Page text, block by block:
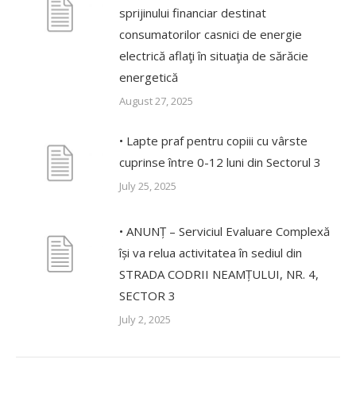
sprijinului financiar destinat
consumatorilor casnici de energie
electrică aflaţi în situaţia de sărăcie
energetică
August 27, 2025
• Lapte praf pentru copiii cu vârste
cuprinse între 0-12 luni din Sectorul 3
July 25, 2025
• ANUNȚ – Serviciul Evaluare Complexă
își va relua activitatea în sediul din
STRADA CODRII NEAMȚULUI, NR. 4,
SECTOR 3
July 2, 2025